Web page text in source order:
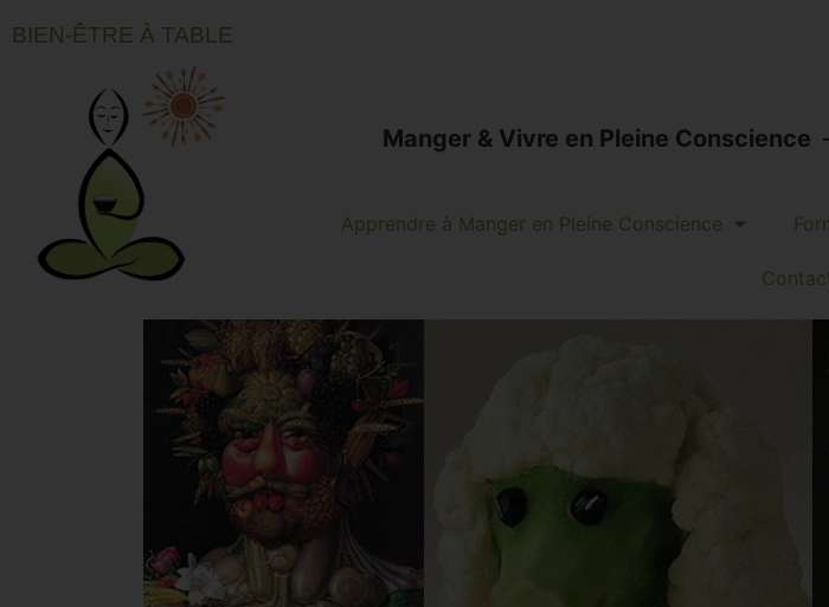
BIEN-ÊTRE À TABLE
Manger & Vivre en Pleine Conscience
Apprendre à Manger en Pleine Conscience